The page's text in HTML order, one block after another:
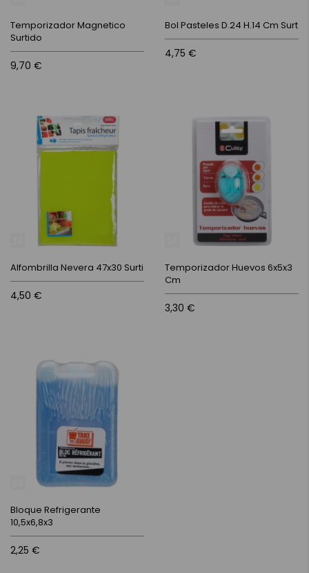
Temporizador Magnetico
Surtido
9,70 €
Bol Pasteles D.24 H.14 Cm Surt
4,75 €
Alfombrilla Nevera 47x30 Surti
4,50 €
Temporizador Huevos 6x5x3
Cm
3,30 €
Bloque Refrigerante
10,5x6,8x3
2,25 €